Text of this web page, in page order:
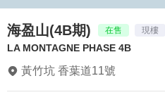
海盈山(4B期) 在售 現樓
LA MONTAGNE PHASE 4B
黃竹坑 香葉道11號